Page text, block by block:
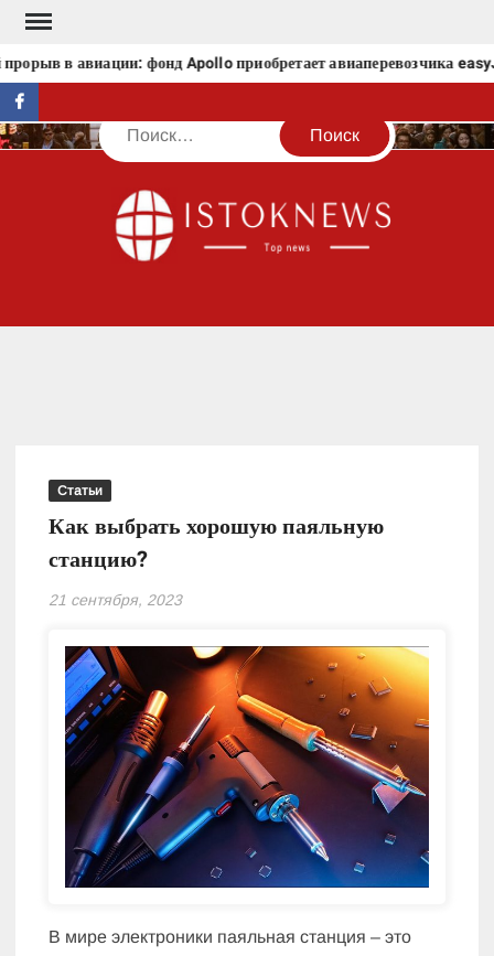
Перейти
содержимому
в авиации: фонд Apollo приобретает авиаперевозчика
facebook
Поиск
Статьи
Как выбрать хорошую паяльную
станцию?
21 сентября, 2023
В мире электроники паяльная станция – это